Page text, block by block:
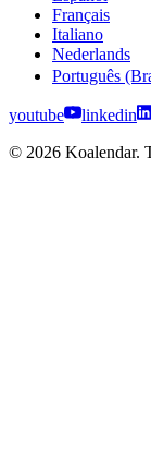
Français
Italiano
Nederlands
Português
youtube linkedin
© 2026 Koalendar.